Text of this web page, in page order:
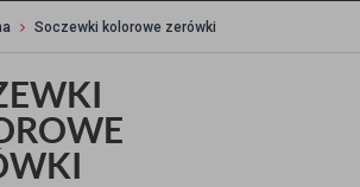
Soczewki kolorowe zerówki